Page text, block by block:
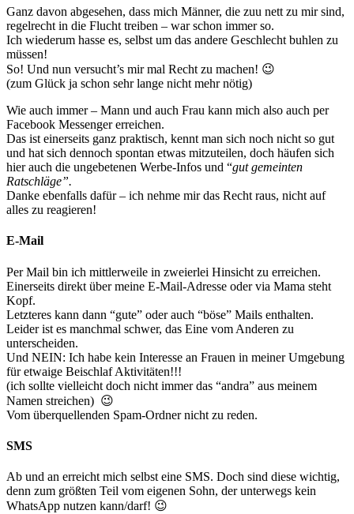
Ganz davon abgesehen, dass mich Männer, die zuu nett zu mir sind,
regelrecht in die Flucht treiben – war schon immer so.
Ich wiederum hasse es, selbst um das andere Geschlecht buhlen zu
müssen!
So! Und nun versucht’s mir mal Recht zu machen! 😉
(zum Glück ja schon sehr lange nicht mehr nötig)
Wie auch immer – Mann und auch Frau kann mich also auch per
Facebook Messenger erreichen.
Das ist einerseits ganz praktisch, kennt man sich noch nicht so gut
und hat sich dennoch spontan etwas mitzuteilen, doch häufen sich
hier auch die ungebetenen Werbe-Infos und “gut gemeinten
Ratschläge”.
Danke ebenfalls dafür – ich nehme mir das Recht raus, nicht auf
alles zu reagieren!
E-Mail
Per Mail bin ich mittlerweile in zweierlei Hinsicht zu erreichen.
Einerseits direkt über meine E-Mail-Adresse oder via Mama steht
Kopf.
Letzteres kann dann “gute” oder auch “böse” Mails enthalten.
Leider ist es manchmal schwer, das Eine vom Anderen zu
unterscheiden.
Und NEIN: Ich habe kein Interesse an Frauen in meiner Umgebung
für etwaige Beischlaf Aktivitäten!!!
(ich sollte vielleicht doch nicht immer das “andra” aus meinem
Namen streichen) 😉
Vom überquellenden Spam-Ordner nicht zu reden.
SMS
Ab und an erreicht mich selbst eine SMS. Doch sind diese wichtig,
denn zum größten Teil vom eigenen Sohn, der unterwegs kein
WhatsApp nutzen kann/darf! 😉